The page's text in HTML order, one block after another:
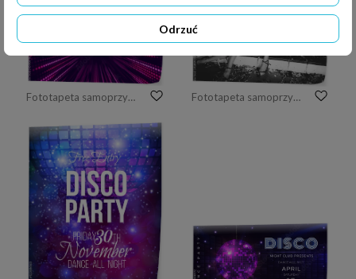
Fototapeta samoprzylepna LED diodes panel elements, garland background. Fototapeta samoprzylepna Przyjaciele zabawy w dyskotece
Odrzuć